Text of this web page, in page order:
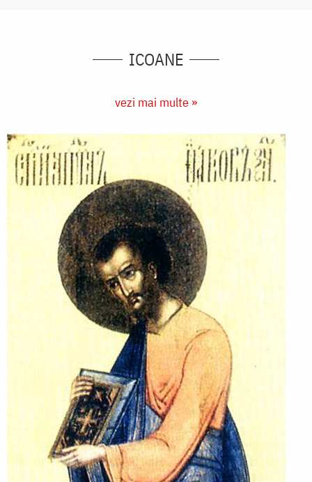
ICOANE
vezi mai multe »